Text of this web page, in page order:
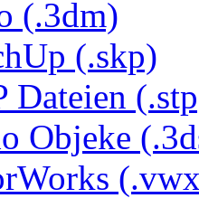
(.3dm)
(.skp)
Dateien
Objeke